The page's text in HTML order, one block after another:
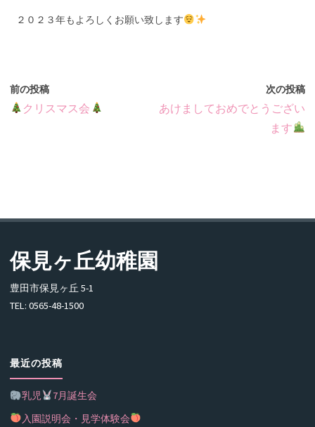
２０２３年もよろしくお願い致します
前の投稿
クリスマス会
次の投稿
あけましておめでとうござい
ます
保見ヶ丘幼稚園
豊田市保見ヶ丘 5-1
TEL: 0565-48-1500
最近の投稿
乳児
7月誕生会
入園説明会・見学体験会